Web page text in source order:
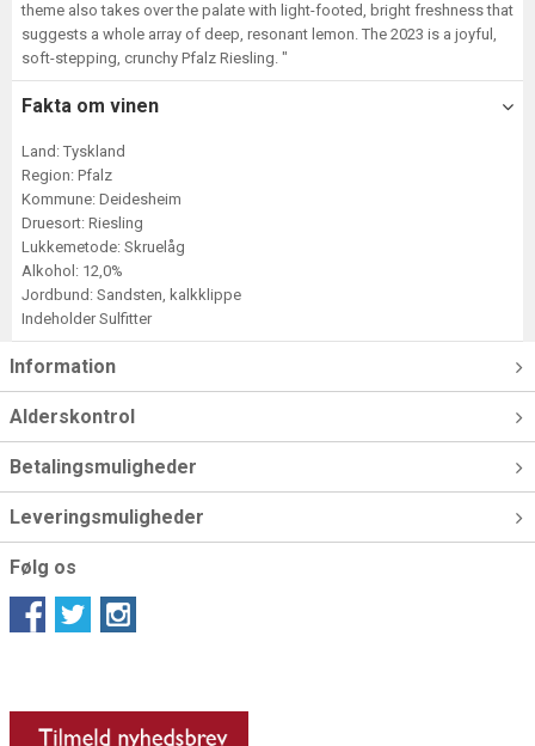
theme also takes over the palate with light-footed, bright freshness that
suggests a whole array of deep, resonant lemon. The 2023 is a joyful,
soft-stepping, crunchy Pfalz Riesling. "
Fakta om vinen
Land: Tyskland
Region: Pfalz
Kommune: Deidesheim
Druesort: Riesling
Lukkemetode: Skruelåg
Alkohol: 12,0%
Jordbund: Sandsten, kalkklippe
Indeholder Sulfitter
Information
Alderskontrol
Betalingsmuligheder
Leveringsmuligheder
Følg os